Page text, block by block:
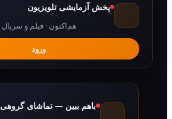
پخش آزمایشی تلویزیون
هم‌اکنون · فیلم و سریال · رایگان
باهم ببین — تماشای گروهی